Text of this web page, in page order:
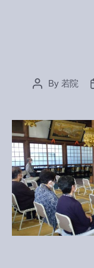
PostBy 若院